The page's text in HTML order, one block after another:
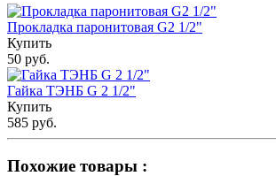
Прокладка паронитовая G2 1/2"
Купить
50 руб.
Гайка ТЭНБ G 2 1/2"
Купить
585 руб.
Похожие товары :